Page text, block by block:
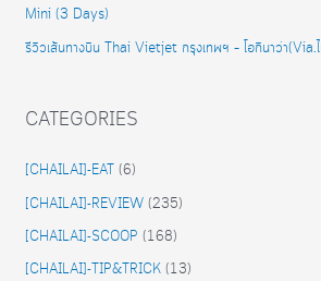
Mini (3 Days)
รีวิวเส้นทางบิน Thai Vietjet กรุงเทพฯ – โอกินาว่า(Via.ไ
CATEGORIES
[CHAILAI]-EAT (6)
[CHAILAI]-REVIEW (235)
[CHAILAI]-SCOOP (168)
[CHAILAI]-TIP&TRICK (13)